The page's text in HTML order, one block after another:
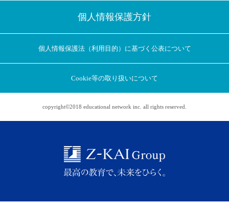
アプリに切り替えてみませんか
アプリ限定のコラムを配信中！
個人情報保護方針
個人情報保護法（利用目的）に基づく公表について
Cookie等の取り扱いについて
copyright©2018 educational network inc. all rights reserved.